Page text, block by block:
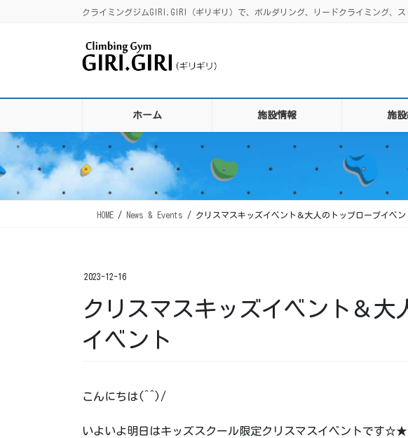
クライミングジムGIRI.GIRI（ギリギリ）で、ボルダリング、リードクライミング、
ホーム 施設情報 施
HOME News & Events クリスマスキッズイベント＆大人のトップロープイベン
2023-12-16
クリスマスキッズイベント＆大
イベント
こんにちは(^^)/
いよいよ明日はキッズスクール限定クリスマスイベントです☆★